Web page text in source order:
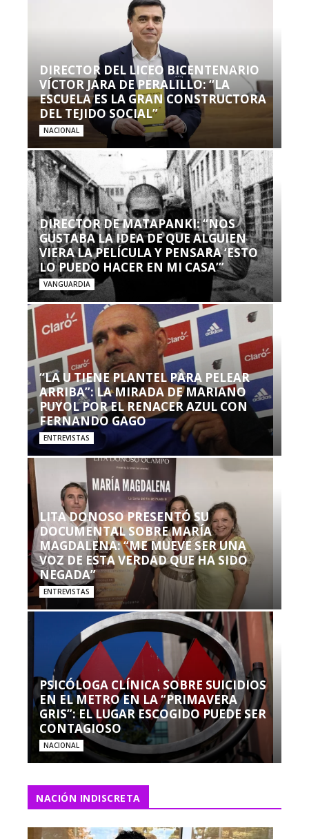
DIRECTOR DEL LICEO BICENTENARIO
VÍCTOR JARA DE PERALILLO: “LA
ESCUELA ES LA GRAN CONSTRUCTORA
DEL TEJIDO SOCIAL”
NACIONAL
DIRECTOR DE MATAPANKI: “NOS
GUSTABA LA IDEA DE QUE ALGUIEN
VIERA LA PELÍCULA Y PENSARA ‘ESTO
LO PUEDO HACER EN MI CASA’”
VANGUARDIA
“LA U TIENE PLANTEL PARA PELEAR
ARRIBA”: LA MIRADA DE MARIANO
PUYOL POR EL RENACER AZUL CON
FERNANDO GAGO
ENTREVISTAS
LITA DONOSO PRESENTÓ SU
DOCUMENTAL SOBRE MARÍA
MAGDALENA: “ME MUEVE SER UNA
VOZ DE ESTA VERDAD QUE HA SIDO
NEGADA”
ENTREVISTAS
PSICÓLOGA CLÍNICA SOBRE SUICIDIOS
EN EL METRO EN LA “PRIMAVERA
GRIS”: EL LUGAR ESCOGIDO PUEDE SER
CONTAGIOSO
NACIONAL
NACIÓN INDISCRETA